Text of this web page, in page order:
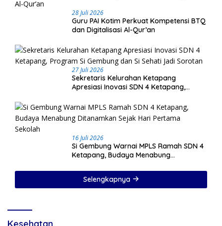
28 Juli 2026
Guru PAI Kotim Perkuat Kompetensi BTQ
dan Digitalisasi Al-Qur’an
27 Juli 2026
Sekretaris Kelurahan Ketapang
Apresiasi Inovasi SDN 4 Ketapang,
Sorotan
16 Juli 2026
Si Gembung Warnai MPLS Ramah SDN 4
Ketapang, Budaya Menabung
Selengkapnya
Kesehatan